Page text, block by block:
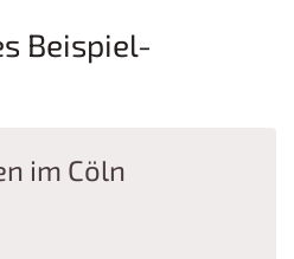
Beispiel-
im Cöln